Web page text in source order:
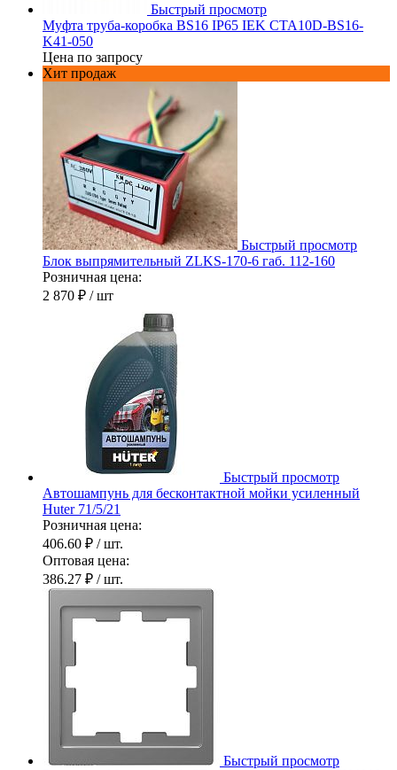
Быстрый просмотр
Муфта труба-коробка BS16 IP65 IEK CTA10D-BS16-
K41-050
Цена по запросу
Хит продаж
Быстрый просмотр
Блок выпрямительный ZLKS-170-6 габ. 112-160
Розничная цена:
2 870 ₽ / шт
Быстрый просмотр
Автошампунь для бесконтактной мойки усиленный
Huter 71/5/21
Розничная цена:
406.60 ₽ / шт.
Оптовая цена:
386.27 ₽ / шт.
Быстрый просмотр